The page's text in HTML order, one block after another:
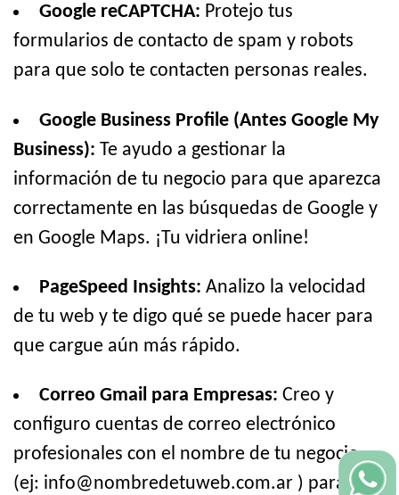
Google reCAPTCHA: Protejo tus
formularios de contacto de spam y robots
para que solo te contacten personas reales.
Google Business Profile (Antes Google My
Business): Te ayudo a gestionar la
información de tu negocio para que aparezca
correctamente en las búsquedas de Google y
en Google Maps. ¡Tu vidriera online!
PageSpeed Insights: Analizo la velocidad
de tu web y te digo qué se puede hacer para
que cargue aún más rápido.
Correo Gmail para Empresas: Creo y
configuro cuentas de correo electrónico
profesionales con el nombre de tu negocio
(ej: info@nombredetuweb.com.ar ) para que